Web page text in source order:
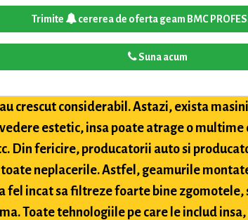
Trimite cererea de oferta geam BMC
Suna acum
crescut considerabil. Astazi, exista
estetic, insa poate atrage o
Din fericire, producatorii auto si
neplacerile. Astfel, geamurile
fel incat sa filtreze foarte bine
Toate tehnologiile pe care le includ